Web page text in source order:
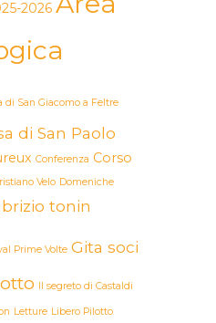
2026
di San Giacomo a Feltre
di San Paolo
Conferenza Corso
Velo Domeniche
tonin
Prime Volte Gita soci
Il segreto di Castaldi
Letture Libero Pilotto